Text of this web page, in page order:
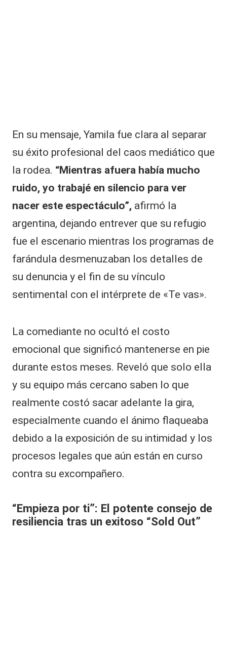
​En su mensaje, Yamila fue clara al separar
su éxito profesional del caos mediático que
la rodea. “Mientras afuera había mucho
ruido, yo trabajé en silencio para ver
nacer este espectáculo”, afirmó la
argentina, dejando entrever que su refugio
fue el escenario mientras los programas de
farándula desmenuzaban los detalles de
su denuncia y el fin de su vínculo
sentimental con el intérprete de «Te vas».
​La comediante no ocultó el costo
emocional que significó mantenerse en pie
durante estos meses. Reveló que solo ella
y su equipo más cercano saben lo que
realmente costó sacar adelante la gira,
especialmente cuando el ánimo flaqueaba
debido a la exposición de su intimidad y los
procesos legales que aún están en curso
contra su excompañero.
“Empieza por ti”: El potente consejo de
resiliencia tras un exitoso “Sold Out”